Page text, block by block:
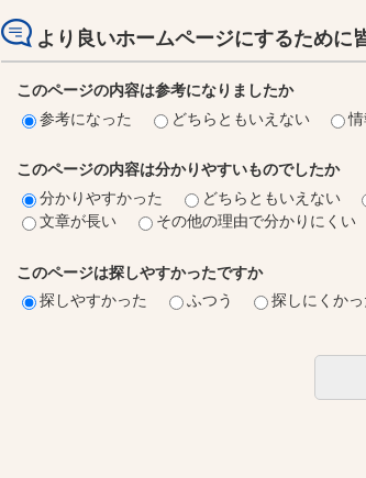
より良いホームページにするために
このページの内容は参考になりましたか
参考になった
どちらともいえない
このページの内容は分かりやすいものでしたか
分かりやすかった
どちらともいえない
文章が長い
その他の理由で分かりにくい
このページは探しやすかったですか
探しやすかった
ふつう 探しにくかっ